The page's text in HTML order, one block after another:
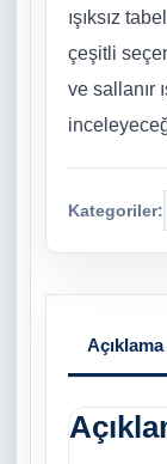
ışıksız
çeşitli
ve sallanır
Kategoriler:
Açıklama